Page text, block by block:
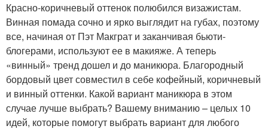
Красно-коричневый оттенок полюбился визажистам.
Винная помада сочно и ярко выглядит на губах, поэтому
все, начиная от Пэт Макграт и заканчивая бьюти-
блогерами, используют ее в макияже. А теперь
«винный» тренд дошел и до маникюра. Благородный
бордовый цвет совместил в себе кофейный, коричневый
и винный оттенки. Какой вариант маникюра в этом
случае лучше выбрать? Вашему вниманию – целых 10
идей, которые помогут выбрать вариант для любого